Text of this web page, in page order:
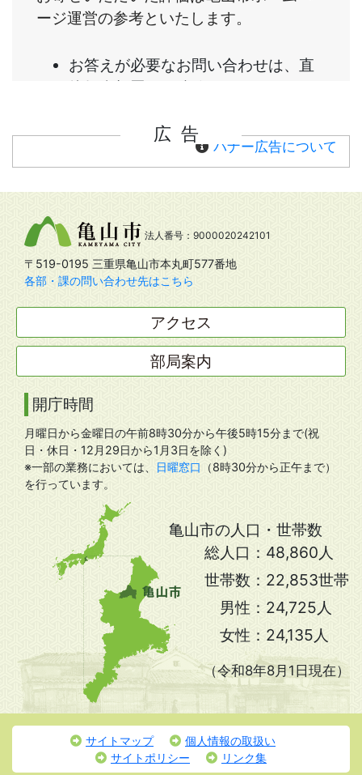
広告
バナー広告について
法人番号：9000020242101
〒519-0195 三重県亀山市本丸町577番地
各部・課の問い合わせ先はこちら
アクセス
部局案内
開庁時間
月曜日から金曜日の午前8時30分から午後5時15分まで(祝
日・休日・12月29日から1月3日を除く)
※一部の業務においては、
日曜窓口
（8時30分から正午まで）
を行っています。
亀山市の人口・世帯数
総人口： 48,860人
世帯数： 22,853世帯
男性： 24,725人
女性： 24,135人
（令和8年8月1日現在）
サイトマップ
個人情報の取扱い
サイトポリシー
リンク集